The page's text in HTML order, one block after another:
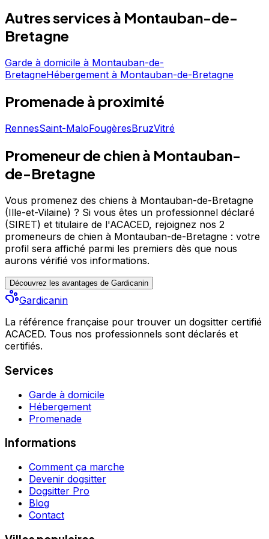
contact pour discuter de vos besoins et organiser la
garde de votre chien. Les petites pattes Mévennaises est
un professionnel du service canin situé à Montauban-
35 avis.
Autres services à Montauban-de-
Bretagne
Garde à domicile à Montauban-de-
BretagneHébergement à Montauban-de-Bretagne
Promenade à proximité
RennesSaint-MaloFougèresBruzVitré
Promeneur de chien à Montauban-
de-Bretagne
Vous promenez des chiens à Montauban-de-Bretagne
(Ille-et-Vilaine) ? Si vous êtes un professionnel déclaré
(SIRET) et titulaire de l'ACACED, rejoignez nos 2
promeneurs de chien à Montauban-de-Bretagne : votre
profil sera affiché parmi les premiers dès que nous
aurons vérifié vos informations.
Découvrez les avantages de Gardicanin
Gardicanin
La référence française pour trouver un dogsitter certifié
ACACED. Tous nos professionnels sont déclarés et
certifiés.
Services
Garde à domicile
Hébergement
Promenade
Informations
Comment ça marche
Devenir dogsitter
Dogsitter Pro
Blog
Contact